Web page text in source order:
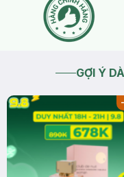
GỢI Ý
-